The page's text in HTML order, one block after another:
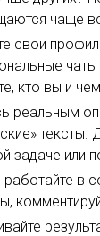
чаще
свои
чаты
кто вы и
реальным
тексты.
задаче или
работайте в